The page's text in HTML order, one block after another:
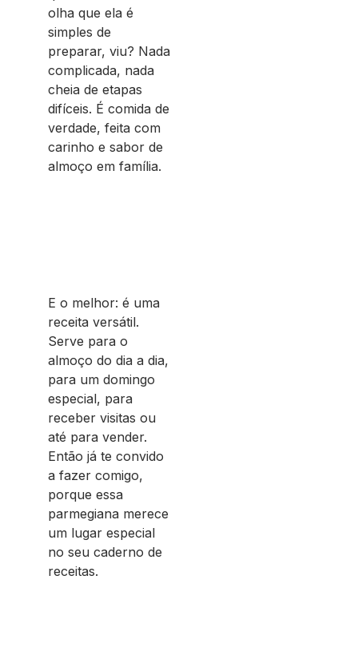
olha que ela é
simples de
preparar, viu? Nada
complicada, nada
cheia de etapas
difíceis. É comida de
verdade, feita com
carinho e sabor de
almoço em família.
E o melhor: é uma
receita versátil.
Serve para o
almoço do dia a dia,
para um domingo
especial, para
receber visitas ou
até para vender.
Então já te convido
a fazer comigo,
porque essa
parmegiana merece
um lugar especial
no seu caderno de
receitas.